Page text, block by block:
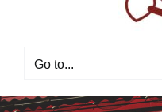
Go to...